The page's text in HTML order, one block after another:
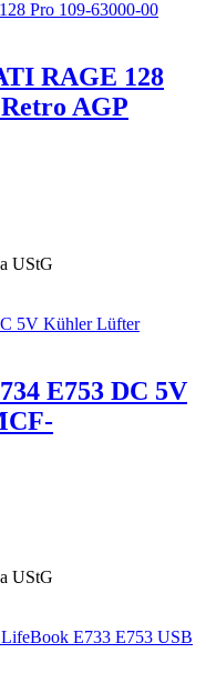
RAGE 128
AGP
UStG
E753 DC 5V
UStG